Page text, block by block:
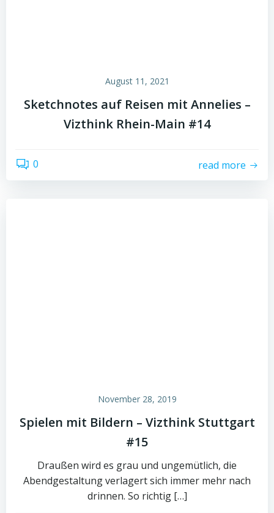
August 11, 2021
Sketchnotes auf Reisen mit Annelies –
Vizthink Rhein-Main #14
0 read more
November 28, 2019
Spielen mit Bildern – Vizthink Stuttgart
#15
Draußen wird es grau und ungemütlich, die
Abendgestaltung verlagert sich immer mehr nach
drinnen. So richtig […]